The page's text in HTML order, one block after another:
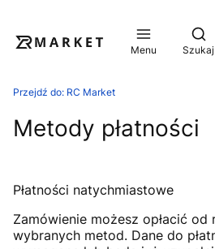
Menu Szukaj
Przejdź do: RC Market
Metody płatności
Płatności natychmiastowe
Zamówienie możesz opłacić od
wybranych metod. Dane do